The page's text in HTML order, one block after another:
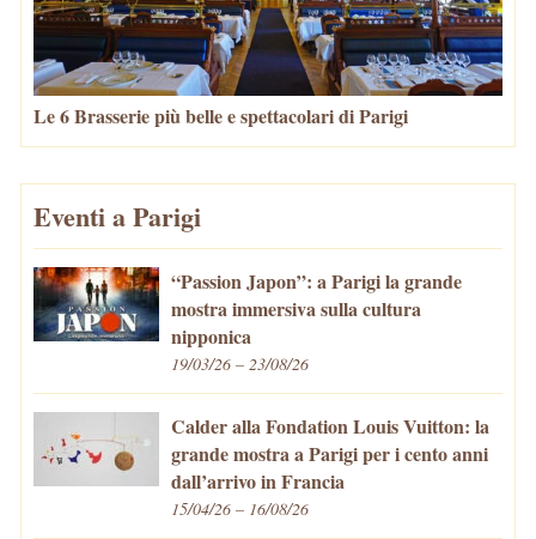
Le 6 Brasserie più belle e spettacolari di Parigi
Eventi a Parigi
“Passion Japon”: a Parigi la grande
mostra immersiva sulla cultura
nipponica
19/03/26 – 23/08/26
Calder alla Fondation Louis Vuitton: la
grande mostra a Parigi per i cento anni
dall’arrivo in Francia
15/04/26 – 16/08/26